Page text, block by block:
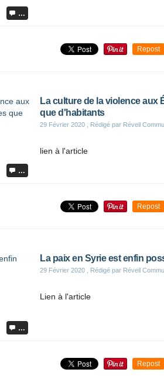
…
Repost
…
La culture de la violence aux
que d'habitants
29 Février 2020 , Rédigé par Réveil
lien à l'article
Repost
…
La paix en Syrie est enfin
29 Février 2020 , Rédigé par Réveil
Lien à l'article
Repost